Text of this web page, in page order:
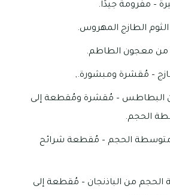
من البطاطس – مُقشرة ومُقطعة إلى
الحجم.
متوسطة الحجم – مُقطعة شرائح
الحجم من الباذنجان – مُقطعة إلى